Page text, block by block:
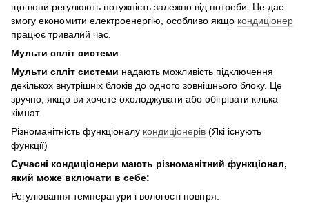
що вони регулюють потужність залежно від потреби. Це дає
змогу економити електроенергію, особливо якщо кондиціонер
працює тривалий час.
Мульти спліт системи
Мульти спліт системи надають можливість підключення
декількох внутрішніх блоків до одного зовнішнього блоку. Це
зручно, якщо ви хочете охолоджувати або обігрівати кілька
кімнат.
Різноманітність функціоналу кондиціонерів (Які існують
функції)
Сучасні кондиціонери мають різноманітний функціонал,
який може включати в себе:
Регулювання температури і вологості повітря.